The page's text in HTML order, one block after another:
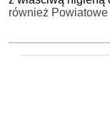
również Powiatowe